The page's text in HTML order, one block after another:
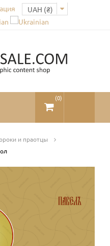
(0)
и праотцы